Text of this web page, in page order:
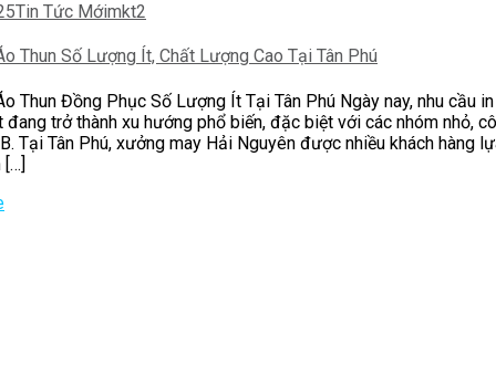
Tin Tức Mớimkt2
Thun Số Lượng Ít, Chất Lượng Cao Tại Tân Phú
Thun Đồng Phục Số Lượng Ít Tại Tân Phú Ngày nay, nhu cầu
trở thành xu hướng phổ biến, đặc biệt với các nhóm nhỏ,
Tại Tân Phú, xưởng may Hải Nguyên được nhiều khách hàng
[…]